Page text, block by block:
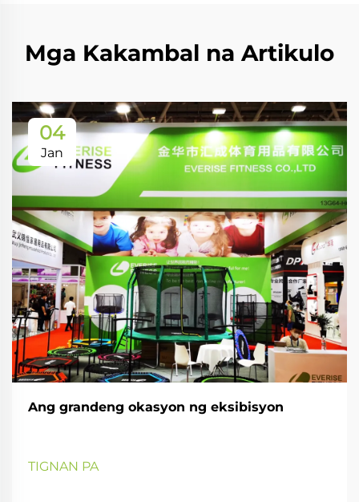
Mga Kakambal na Artikulo
04
Jan
Ang grandeng okasyon ng eksibisyon
TIGNAN PA